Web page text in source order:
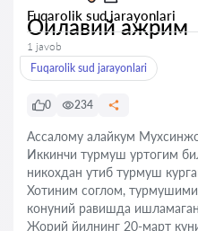
Fuqarolik sud jarayonlari
Оилавий ажрим
1 javob
Fuqarolik sud jarayonlari
0 234
Ассалому алайкум
Иккинчи турмуш уртогим
никохдан утиб турмуш
Хотиним соглом,
конуний равишда
Жорий йилнинг 20-март